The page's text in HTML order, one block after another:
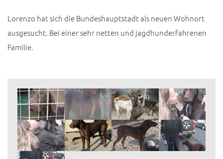
Lorenzo hat sich die Bundeshauptstadt als neuen Wohnort
ausgesucht. Bei einer sehr netten und jagdhunderfahrenen
Familie.